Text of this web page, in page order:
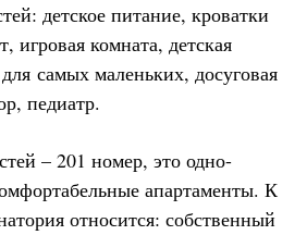
детское питание, кроватки
игровая комната, детская
самых маленьких, досуговая
педиатр.
– 201 номер, это одно-
апартаменты. К
относится: собственный